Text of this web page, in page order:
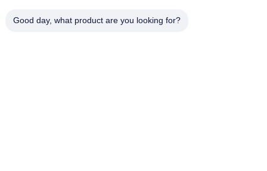
Good day, what product are you looking for?